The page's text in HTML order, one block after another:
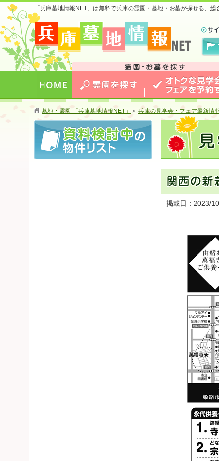
「兵庫墓地情報NET」は無料で兵庫の霊園・墓地・お墓が探せる、
兵庫版 お墓のことなら兵庫墓地情報NET 兵庫で最安
値のおトクな情報を掲載中！
する
墓地・霊園 「兵庫墓地情報NET」 ＞ 兵庫の見学会・フェア最新情
掲載日：2023/